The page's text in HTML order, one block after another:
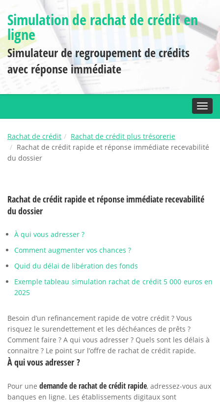
Simulation de rachat de crédit en
ligne
Simulateur de regroupement de crédits
avec réponse immédiate
Rachat de crédit
Rachat de crédit plus trésorerie
Rachat de crédit rapide et réponse immédiate recevabilité
du dossier
Rachat de crédit rapide et réponse immédiate recevabilité
du dossier
À qui vous adresser ?
Comment augmenter vos chances ?
Quid du délai de libération des fonds
Exemple tableau simulation rachat de crédit 5 000 euros en
2025
Besoin d’un refinancement rapide de votre crédit ? Vous
risquez le surendettement et les déchéances de prêts ?
Comment faire ? A qui vous adresser ? Quels sont les délais à
connaitre ? Le point sur l’offre de rachat de crédit rapide.
À qui vous adresser ?
Pour une demande de rachat de crédit rapide, adressez-vous aux
banques en ligne. Les établissements digitaux sont